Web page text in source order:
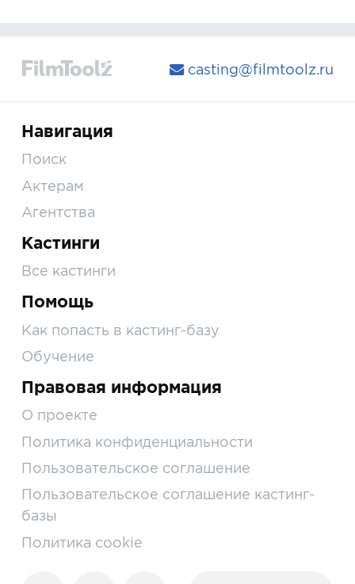
casting@filmtoolz.ru
Навигация
Поиск
Актерам
Агентства
Кастинги
Все кастинги
Помощь
Как попасть в кастинг-базу
Обучение
Правовая информация
О проекте
Политика конфиденциальности
Пользовательское соглашение
Пользовательское соглашение кастинг-
базы
Политика cookie